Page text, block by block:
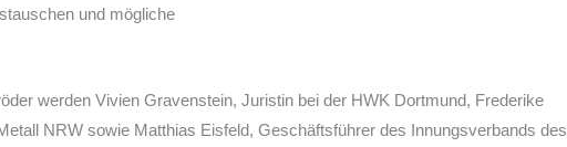
und mögliche
werden Vivien Gravenstein, Juristin bei der HWK Dortmund, Frederike
NRW sowie Matthias Eisfeld, Geschäftsführer des Innungsverbands des